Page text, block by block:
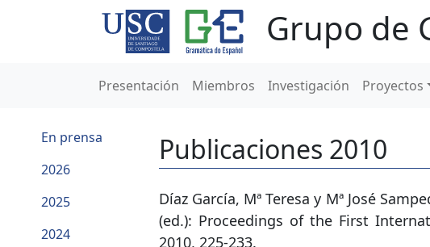
Grupo de
Presentación Miembros Investigación Proyectos
Publicaciones 2010
Díaz García, Mª Teresa y Mª José
(ed.): Proceedings of the First
2010, 225-233.
En prensa
2026
2025
2024